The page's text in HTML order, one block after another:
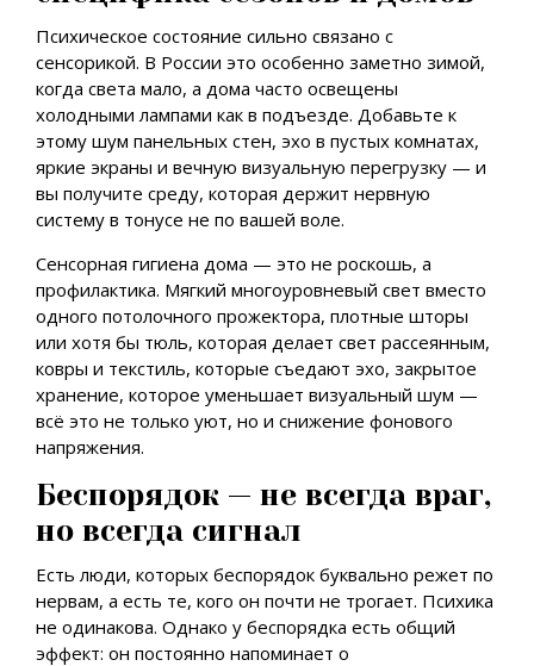
Психическое состояние сильно связано с
сенсорикой. В России это особенно заметно зимой,
когда света мало, а дома часто освещены
холодными лампами как в подъезде. Добавьте к
этому шум панельных стен, эхо в пустых комнатах,
яркие экраны и вечную визуальную перегрузку — и
вы получите среду, которая держит нервную
систему в тонусе не по вашей воле.
Сенсорная гигиена дома — это не роскошь, а
профилактика. Мягкий многоуровневый свет вместо
одного потолочного прожектора, плотные шторы
или хотя бы тюль, которая делает свет рассеянным,
ковры и текстиль, которые съедают эхо, закрытое
хранение, которое уменьшает визуальный шум —
всё это не только уют, но и снижение фонового
напряжения.
Беспорядок — не всегда враг,
но всегда сигнал
Есть люди, которых беспорядок буквально режет по
нервам, а есть те, кого он почти не трогает. Психика
не одинакова. Однако у беспорядка есть общий
эффект: он постоянно напоминает о